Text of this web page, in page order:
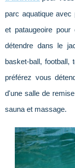
parc aquatique avec
et pataugeoire pour
détendre dans le
basket-ball, football,
préférez vous
d'une salle de
sauna et massage.